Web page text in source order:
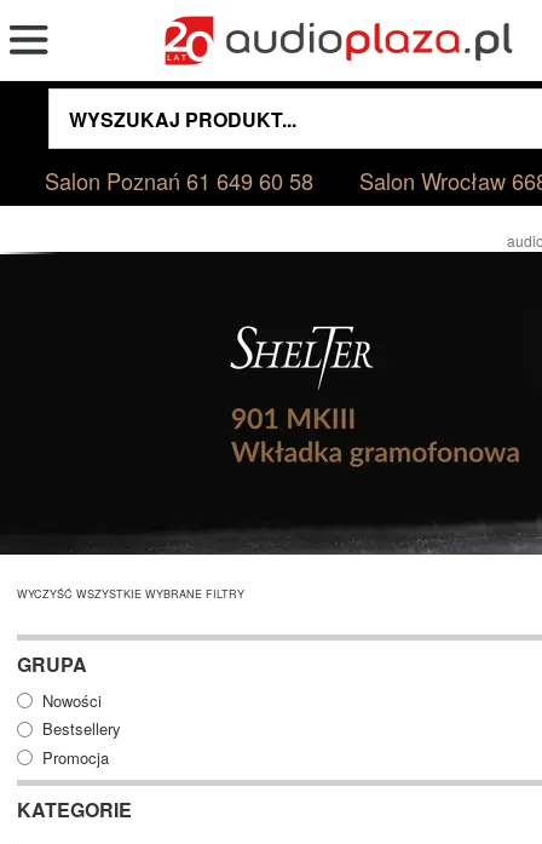
Salon Poznań61 649 60 58 Salon Wrocław
WYCZYŚĆ WSZYSTKIE WYBRANE FILTRY
GRUPA
Nowości
Bestsellery
Promocja
KATEGORIE